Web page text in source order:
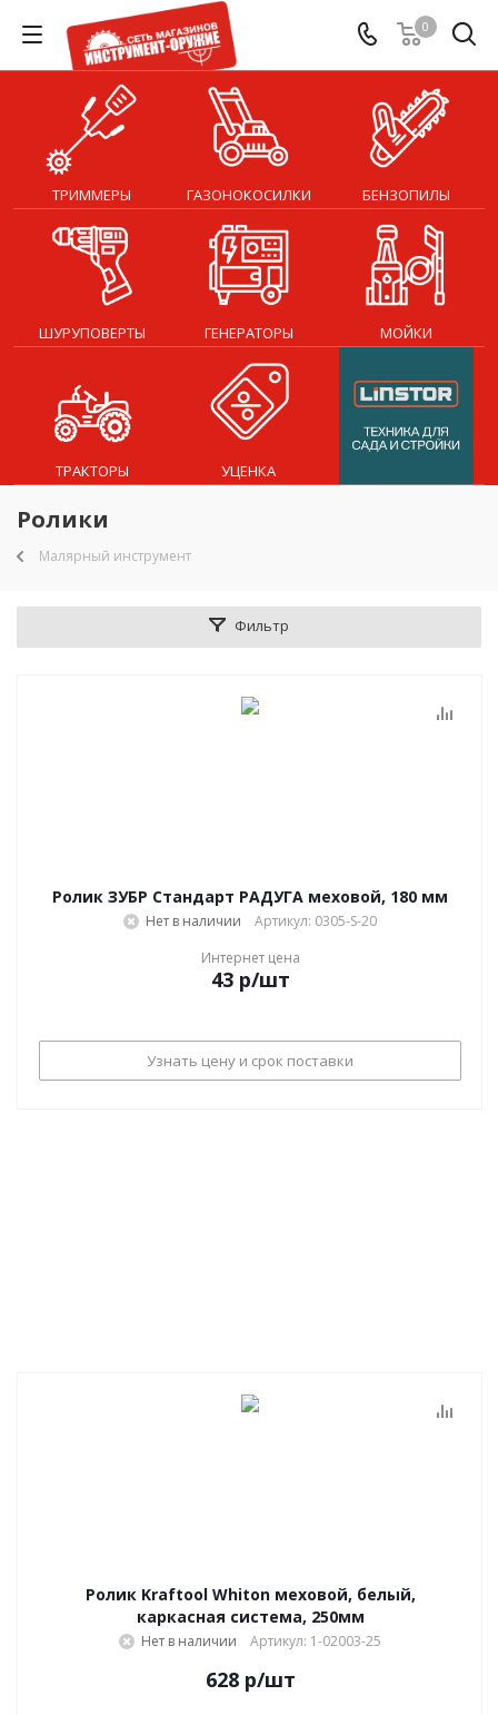
0
ТРИММЕРЫ ГАЗОНОКОСИЛКИ БЕНЗОПИЛЫ
ШУРУПОВЕРТЫ ГЕНЕРАТОРЫ МОЙКИ
ТРАКТОРЫ УЦЕНКА
Ролики
Малярный инструмент
Фильтр
Ролик ЗУБР Стандарт РАДУГА меховой, 180 мм
Нет в наличии
Артикул: 0305-S-20
Интернет цена
43р/шт
Узнать цену и срок поставки
Ролик Kraftool Whiton меховой, белый,
каркасная система, 250мм
Нет в наличии Артикул: 1-02003-25
628р/шт